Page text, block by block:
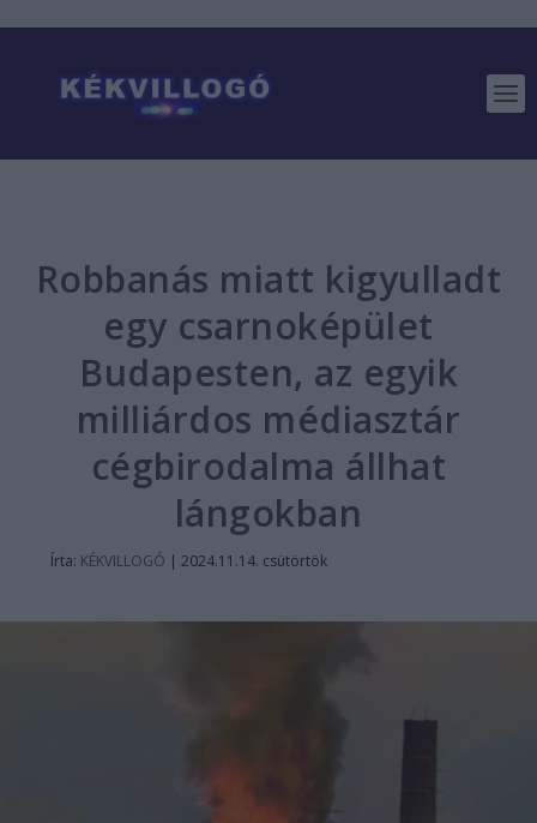
Robbanás miatt kigyulladt
egy csarnoképület
Budapesten, az egyik
milliárdos médiasztár
cégbirodalma állhat
lángokban
Írta: KÉKVILLOGÓ | 2024.11.14. csütörtök